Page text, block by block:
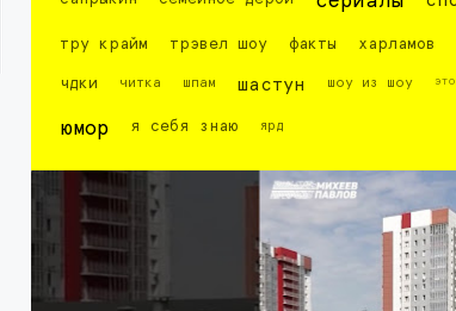
тру крайм трэвел шоу факты харламов
чдки читка шпам шастун шоу из шоу
юмор я себя знаю ярд